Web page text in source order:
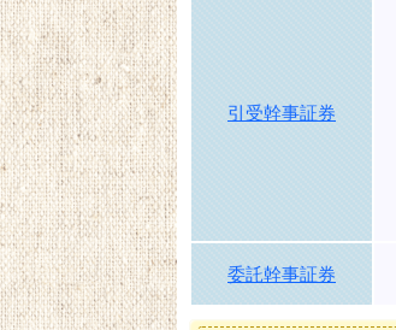
引受幹事証券
委託幹事証券